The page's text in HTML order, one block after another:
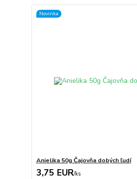
Novinka
Anielika 50g Čajovňa dobých ľudí
3,75 EUR/ks